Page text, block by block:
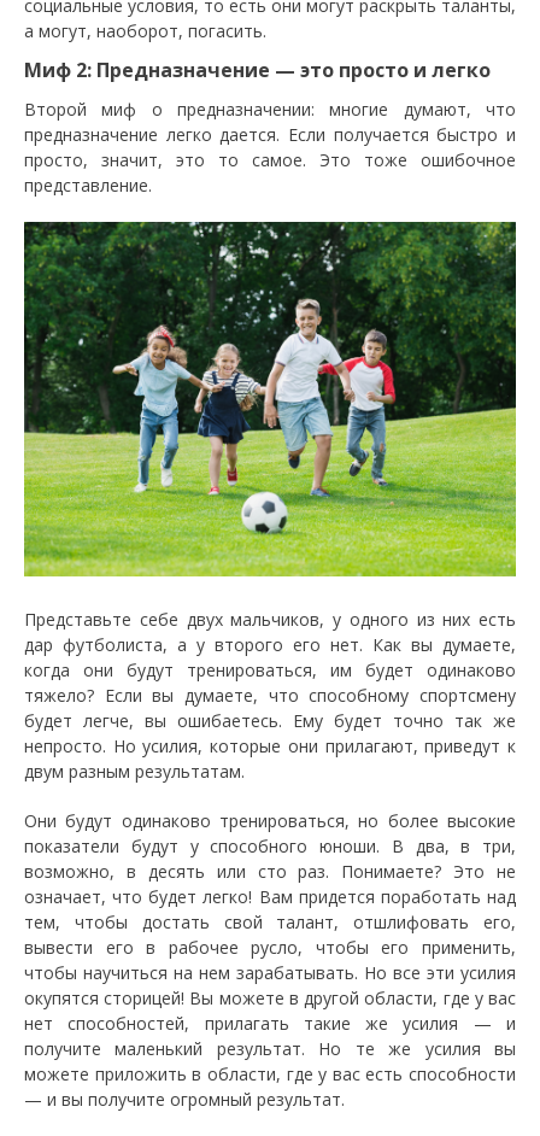
социальные условия, то есть они могут раскрыть таланты,
а могут, наоборот, погасить.
Миф 2: Предназначение — это просто и легко
Второй миф о предназначении: многие думают, что
предназначение легко дается. Если получается быстро и
просто, значит, это то самое. Это тоже ошибочное
представление.
Представьте себе двух мальчиков, у одного из них есть
дар футболиста, а у второго его нет. Как вы думаете,
когда они будут тренироваться, им будет одинаково
тяжело? Если вы думаете, что способному спортсмену
будет легче, вы ошибаетесь. Ему будет точно так же
непросто. Но усилия, которые они прилагают, приведут к
двум разным результатам.
Они будут одинаково тренироваться, но более высокие
показатели будут у способного юноши. В два, в три,
возможно, в десять или сто раз. Понимаете? Это не
означает, что будет легко! Вам придется поработать над
тем, чтобы достать свой талант, отшлифовать его,
вывести его в рабочее русло, чтобы его применить,
чтобы научиться на нем зарабатывать. Но все эти усилия
окупятся сторицей! Вы можете в другой области, где у вас
нет способностей, прилагать такие же усилия — и
получите маленький результат. Но те же усилия вы
можете приложить в области, где у вас есть способности
— и вы получите огромный результат.